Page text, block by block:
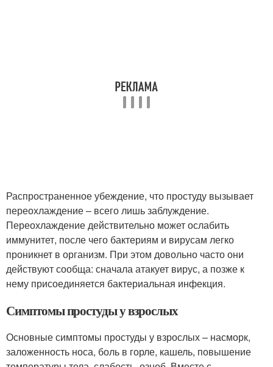
Распространенное убеждение, что простуду вызывает
переохлаждение – всего лишь заблуждение.
Переохлаждение действительно может ослабить
иммунитет, после чего бактериям и вирусам легко
проникнет в организм. При этом довольно часто они
действуют сообща: сначала атакует вирус, а позже к
нему присоединяется бактериальная инфекция.
Симптомы простуды у взрослых
Основные симптомы простуды у взрослых – насморк,
заложенность носа, боль в горле, кашель, повышение